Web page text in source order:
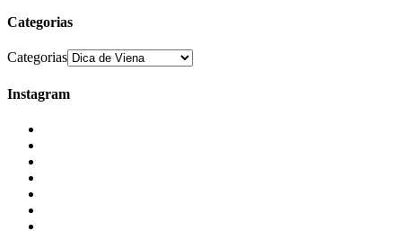
Categorias
Categorias
Instagram